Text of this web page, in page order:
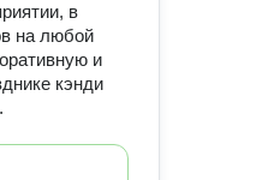
в
на любой
и
кэнди